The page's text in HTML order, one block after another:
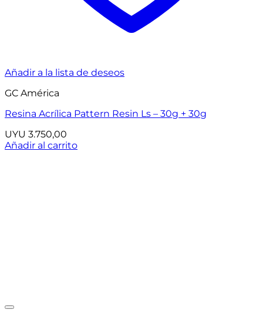
Añadir a la lista de deseos
GC América
Resina Acrílica Pattern Resin Ls – 30g + 30g
UYU 3.750,00
Añadir al carrito